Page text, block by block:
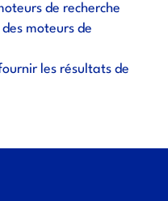
de recherche
moteurs de
les résultats de